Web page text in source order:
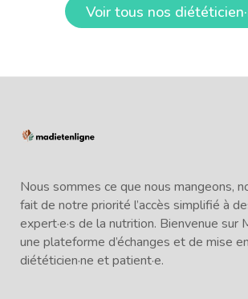
Voir tous nos
Nous sommes ce que nous mangeons,
fait de notre priorité l’accès simplifié à
expert·e·s de la nutrition. Bienvenue sur
une plateforme d’échanges et de mise
diététicien·ne et patient·e.